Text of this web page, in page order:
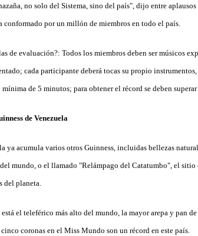
no solo del Sistema, sino del país", dijo entre
conformado por un millón de miembros en todo el país.
de evaluación?: Todos los miembros deben ser músicos
cada participante deberá tocas su propio
de 5 minutos; para obtener el récord se deben superar
de Venezuela
ya acumula varios otros Guinness, incluidas bellezas
mundo, o el llamado "Relámpago del Catatumbo", el
del planeta.
el teleférico más alto del mundo, la mayor arepa y pan
cinco coronas en el Miss Mundo son un récord en este país.